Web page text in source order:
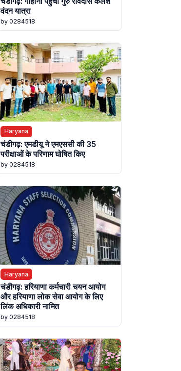
वंदन यात्रा
by 0284518
Haryana
चंडीगढ़: एमडीयू ने एमएससी की 35
परीक्षाओं के परिणाम घोषित किए
by 0284518
Haryana
चंडीगढ़: हरियाणा कर्मचारी चयन आयोग
और हरियाणा लोक सेवा आयोग के लिए
लिंक अधिकारी नामित
by 0284518